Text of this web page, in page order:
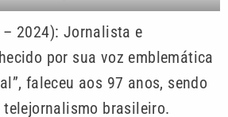
2024): Jornalista e
por sua voz emblemática
faleceu aos 97 anos, sendo
telejornalismo brasileiro.